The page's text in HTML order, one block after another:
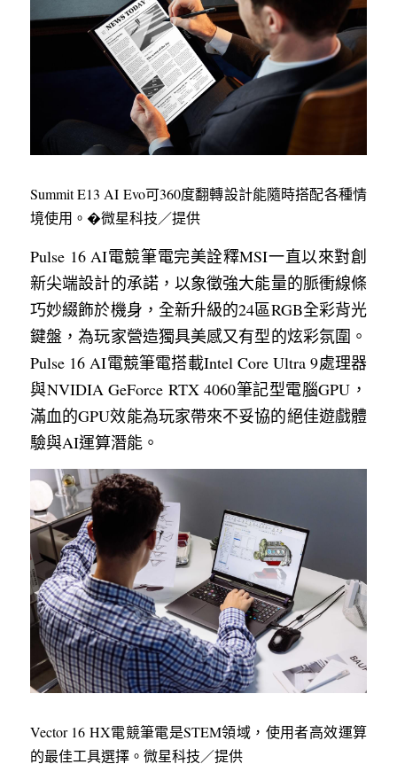
Summit E13 AI Evo可360度翻轉設計能隨時搭配各種情
境使用。�微星科技／提供
Pulse 16 AI電競筆電完美詮釋MSI一直以來對創
新尖端設計的承諾，以象徵強大能量的脈衝線條
巧妙綴飾於機身，全新升級的24區RGB全彩背光
鍵盤，為玩家營造獨具美感又有型的炫彩氛圍。
Pulse 16 AI電競筆電搭載Intel Core Ultra 9處理器
與NVIDIA GeForce RTX 4060筆記型電腦GPU，
滿血的GPU效能為玩家帶來不妥協的絕佳遊戲體
驗與AI運算潛能。
Vector 16 HX電競筆電是STEM領域，使用者高效運算
的最佳工具選擇。微星科技／提供